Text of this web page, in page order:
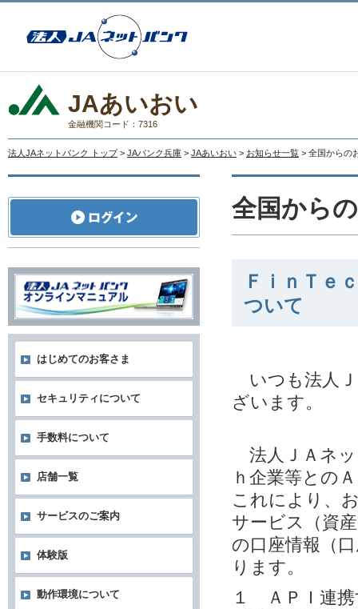
JAあいおい
金融機関コード：7316
法人JAネットバンク トップ > JAバンク兵庫 > JAあいおい > お知らせ一覧 > 全国からの
全国から
ＦｉｎＴｅ
ついて
いつも法人
ざいます。
法人ＪＡネッ
ｈ企業等との
これにより、
サービス（資
の口座情報（
ります。
１ ＡＰＩ連携
はじめてのお客さま
セキュリティについて
手数料について
店舗一覧
サービスのご案内
体験版
動作環境について